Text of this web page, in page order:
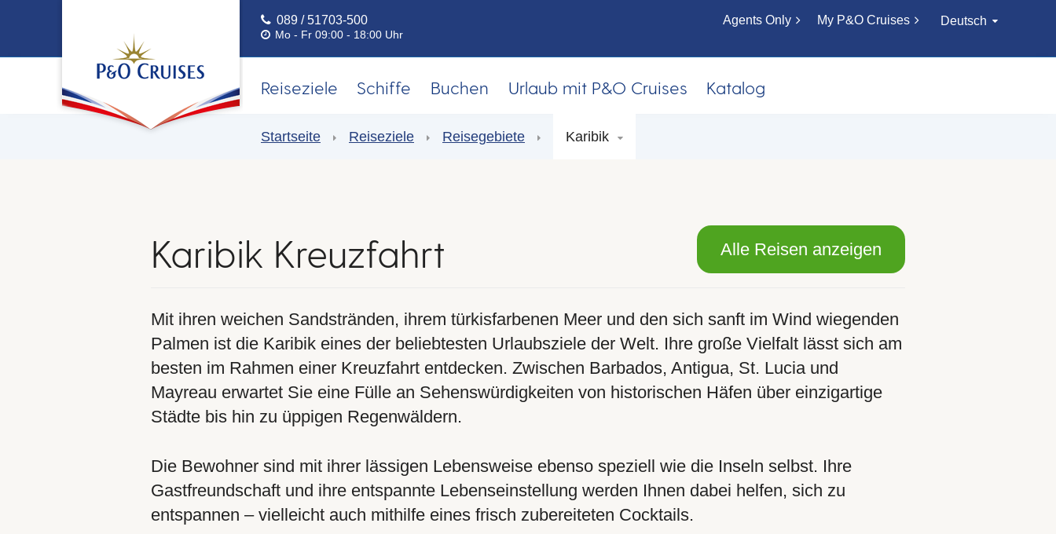
089 / 51703-500
Mo - Fr 09:00 - 18:00 Uhr
Agents Only My P&O Cruises Deutsch
Reiseziele Schiffe Buchen Urlaub mit P&O Cruises Katalog
Startseite Reiseziele Reisegebiete Karibik
Karibik Kreuzfahrt Alle Reisen anzeigen
Mit ihren weichen Sandstränden, ihrem türkisfarbenen Meer und den sich sanft im Wind wiegenden
Palmen ist die Karibik eines der beliebtesten Urlaubsziele der Welt. Ihre große Vielfalt lässt sich am
besten im Rahmen einer Kreuzfahrt entdecken. Zwischen Barbados, Antigua, St. Lucia und
Mayreau erwartet Sie eine Fülle an Sehenswürdigkeiten von historischen Häfen über einzigartige
Städte bis hin zu üppigen Regenwäldern.
Die Bewohner sind mit ihrer lässigen Lebensweise ebenso speziell wie die Inseln selbst. Ihre
Gastfreundschaft und ihre entspannte Lebenseinstellung werden Ihnen dabei helfen, sich zu
entspannen – vielleicht auch mithilfe eines frisch zubereiteten Cocktails.